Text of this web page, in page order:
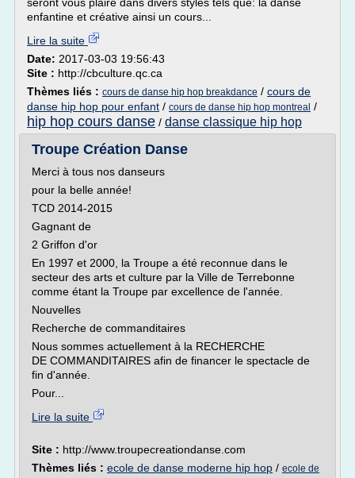
enfantine et créative ainsi un cours...
Lire la suite
Date: 2017-03-03 19:56:43
Site : http://cbculture.qc.ca
Thèmes liés : cours de danse hip hop breakdance / cours de
danse hip hop pour enfant / cours de danse hip hop montreal /
hip hop cours danse / danse classique hip hop
Troupe Création Danse
Merci à tous nos danseurs
pour la belle année!
TCD 2014-2015
Gagnant de
2 Griffon d'or
En 1997 et 2000, la Troupe a été reconnue dans le
secteur des arts et culture par la Ville de Terrebonne
comme étant la Troupe par excellence de l'année.
Nouvelles
Recherche de commanditaires
Nous sommes actuellement à la RECHERCHE
DE COMMANDITAIRES afin de financer le spectacle de
fin d'année.
Pour...
Lire la suite
Site : http://www.troupecreationdanse.com
Thèmes liés : ecole de danse moderne hip hop / ecole de